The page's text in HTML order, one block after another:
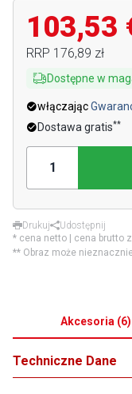
103,53
RRP 176,89 zł
Dostępne w
włączając
Dostawa gratis**
Drukuj
Udostępnij
* cena netto | cena brutto z
** Obraz może
Akcesoria (6)
Techniczne Dane